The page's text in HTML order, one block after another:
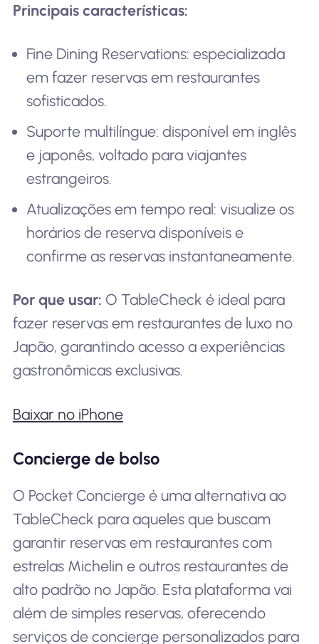
Principais características:
Fine Dining Reservations: especializada
em fazer reservas em restaurantes
sofisticados.
Suporte multilíngue: disponível em inglês
e japonês, voltado para viajantes
estrangeiros.
Atualizações em tempo real: visualize os
horários de reserva disponíveis e
confirme as reservas instantaneamente.
Por que usar: O TableCheck é ideal para
fazer reservas em restaurantes de luxo no
Japão, garantindo acesso a experiências
gastronômicas exclusivas.
Baixar no iPhone
Concierge de bolso
O Pocket Concierge é uma alternativa ao
TableCheck para aqueles que buscam
garantir reservas em restaurantes com
estrelas Michelin e outros restaurantes de
alto padrão no Japão. Esta plataforma vai
além de simples reservas, oferecendo
serviços de concierge personalizados para